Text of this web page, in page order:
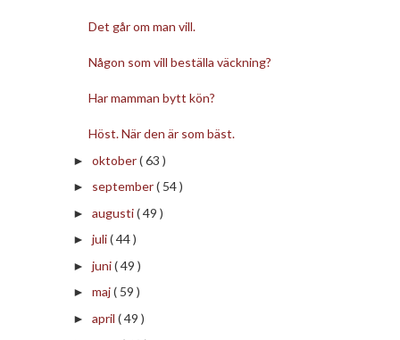
Det går om man vill.
Någon som vill beställa väckning?
Har mamman bytt kön?
Höst. När den är som bäst.
► oktober( 63 )
► september( 54 )
► augusti( 49 )
► juli( 44 )
► juni( 49 )
► maj( 59 )
► april ( 49 )